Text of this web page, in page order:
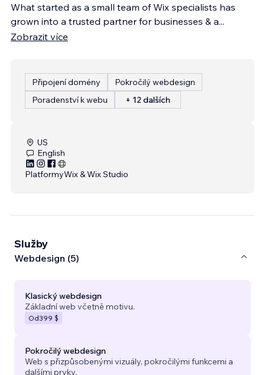
What started as a small team of Wix specialists has
grown into a trusted partner for businesses & a...
Zobrazit více
Připojení domény
Pokročilý webdesign
Poradenství k webu
+ 12 dalších
US
English
PlatformyWix & Wix Studio
Služby
Webdesign (5)
Klasický webdesign
Základní web včetně motivu.
Od399 $
Pokročilý webdesign
Web s přizpůsobenými vizuály, pokročilými funkcemi a
dalšími prvky.